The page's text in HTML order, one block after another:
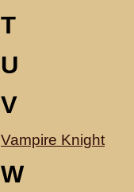
T
U
V
Vampire Knight
W